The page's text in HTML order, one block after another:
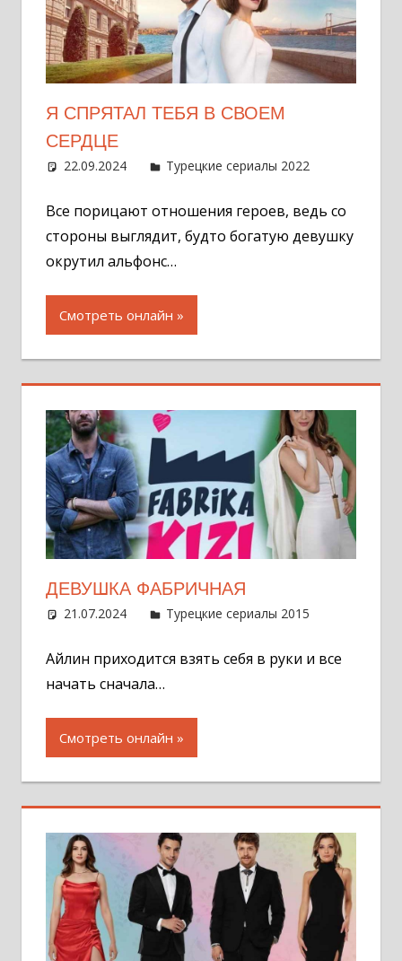
Я СПРЯТАЛ ТЕБЯ В СВОЕМ
СЕРДЦЕ
22.09.2024 Администратор
Турецкие сериалы 2022
Все порицают отношения героев, ведь со
стороны выглядит, будто богатую девушку
окрутил альфонс…
Смотреть онлайн
ДЕВУШКА ФАБРИЧНАЯ
21.07.2024 Администратор
Турецкие сериалы 2015
Айлин приходится взять себя в руки и все
начать сначала…
Смотреть онлайн